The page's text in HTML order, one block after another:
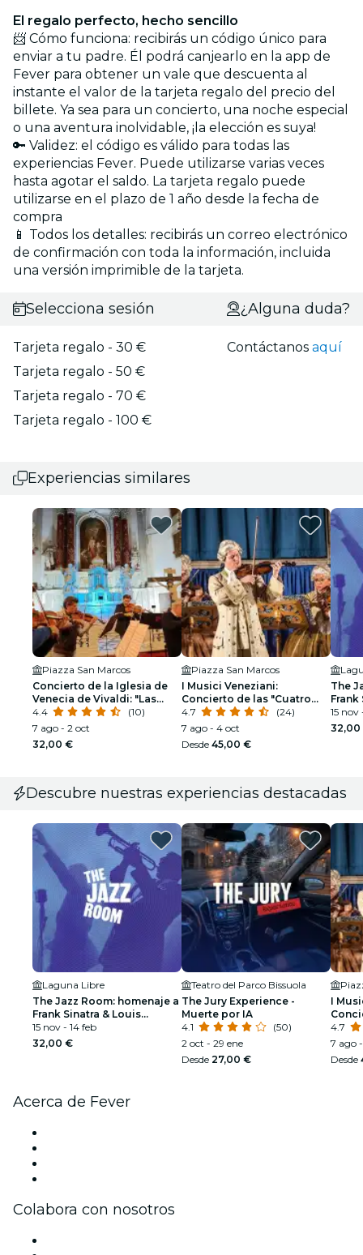
El regalo perfecto, hecho sencillo
📨 Cómo funciona: recibirás un código único para
enviar a tu padre. Él podrá canjearlo en la app de
Fever para obtener un vale que descuenta al
instante el valor de la tarjeta regalo del precio del
billete. Ya sea para un concierto, una noche especial
o una aventura inolvidable, ¡la elección es suya!
🔑 Validez: el código es válido para todas las
experiencias Fever. Puede utilizarse varias veces
hasta agotar el saldo. La tarjeta regalo puede
utilizarse en el plazo de 1 año desde la fecha de
compra
📱 Todos los detalles: recibirás un correo electrónico
de confirmación con toda la información, incluida
una versión imprimible de la tarjeta.
Selecciona sesión
Tarjeta regalo - 30 €
Tarjeta regalo - 50 €
Tarjeta regalo - 70 €
Tarjeta regalo - 100 €
¿Alguna duda?
Contáctanosaquí
Experiencias similares
Piazza San Marcos
Concierto de la Iglesia de
Venecia de Vivaldi: "Las
Cuatro Estaciones" de
Vivaldi
4.4
(10)
7 ago - 2 oct
32,00 €
Piazza San Marcos
I Musici Veneziani:
Concierto de las "Cuatro
Estaciones" de Vivaldi
4.7
(24)
7 ago - 4 oct
Desde 45,00 €
The
Frank
15 nov
32,00
Descubre nuestras experiencias destacadas
Laguna Libre
The Jazz Room: homenaje a
Frank Sinatra & Louis
Armstrong
15 nov - 14 feb
32,00 €
Teatro del Parco Bissuola
The Jury Experience -
Muerte por IA
4.1
(50)
2 oct - 29 ene
Desde 27,00 €
I
4.7
7 ago
Desde
Acerca de Fever
Colabora con nosotros